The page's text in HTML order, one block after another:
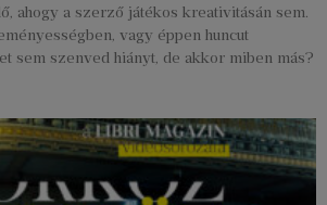
ahogy a szerző játékos kreativitásán sem.
vagy éppen huncut
sem szenved hiányt, de akkor miben más?